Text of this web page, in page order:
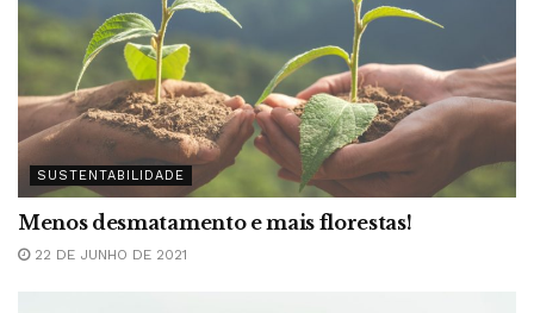
SUSTENTABILIDADE
Menos desmatamento e mais florestas!
22 DE JUNHO DE 2021